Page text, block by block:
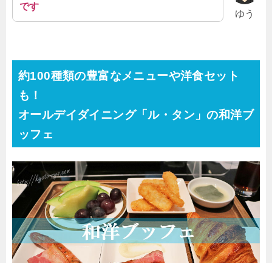
ゆう
です
約100種類の豊富なメニューや洋食セット
も！
オールデイダイニング「ル・タン」の和洋ブ
ッフェ